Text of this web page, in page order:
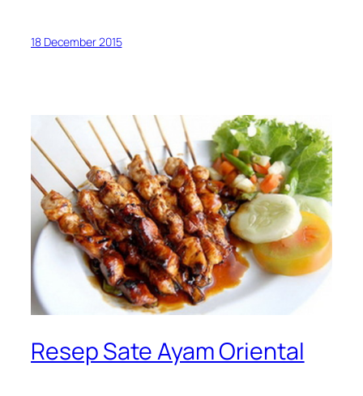
18 December 2015
Resep Sate Ayam Oriental